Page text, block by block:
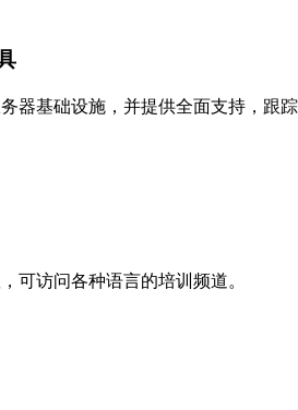
器基础设施，并提供全面支持，跟踪
可访问各种语言的培训频道。